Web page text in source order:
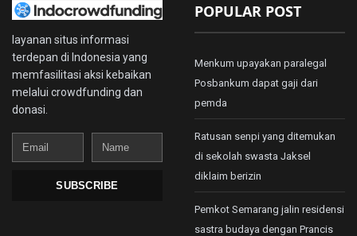
layanan situs informasi
terdepan di Indonesia yang
memfasilitasi aksi kebaikan
melalui crowdfunding dan
donasi.
Email
Name
SUBSCRIBE
POPULAR POST
Menkum upayakan paralegal
Posbankum dapat gaji dari
pemda
Ratusan senpi yang ditemukan
di sekolah swasta Jaksel
diklaim berizin
Pemkot Semarang jalin residensi
sastra budaya dengan Prancis